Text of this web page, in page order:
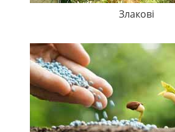
Злакові